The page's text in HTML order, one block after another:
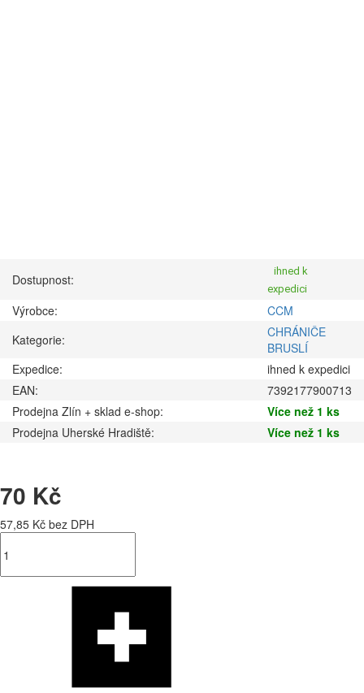
Dostupnost:
ihned k
expedici
Výrobce:
CCM
Kategorie:
CHRÁNIČE
BRUSLÍ
Expedice:
ihned k expedici
EAN:
7392177900713
Prodejna Zlín + sklad e-shop:
Více než 1 ks
Prodejna Uherské Hradiště:
Více než 1 ks
70 Kč
57,85 Kč bez DPH